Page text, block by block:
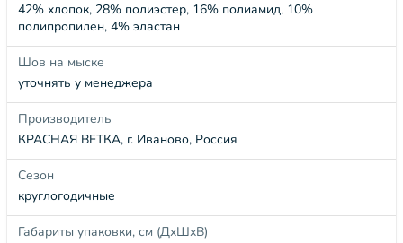
42% хлопок, 28% полиэстер, 16% полиамид, 10%
полипропилен, 4% эластан
Шов на мыске
уточнять у менеджера
Производитель
КРАСНАЯ ВЕТКА, г. Иваново, Россия
Сезон
круглогодичные
Габариты упаковки, см (ДхШхВ)